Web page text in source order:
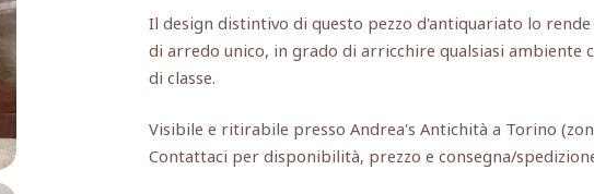
Il design distintivo di questo pezzo d'antiquariato lo
di arredo unico, in grado di arricchire qualsiasi ambiente
di classe.
Visibile e ritirabile presso Andrea's Antichità a Torino
Contattaci per disponibilità, prezzo e consegna/